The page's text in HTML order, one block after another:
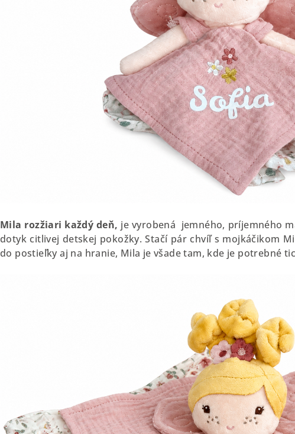
Mila rozžiari každý deň, je vyrobená jemného, príjemného
dotyk citlivej detskej pokožky.Stačí pár chvíľ s mojkáčikom
do postieľky aj na hranie, Mila je všade tam, kde je potrebné